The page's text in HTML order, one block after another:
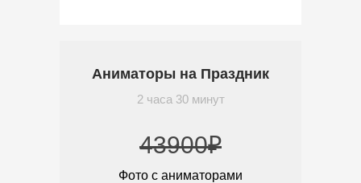
Аниматоры на Праздник
2 часа 30 минут
43900₽
Фото с аниматорами